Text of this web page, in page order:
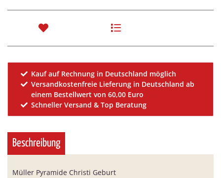
Kauf auf Rechnung in Deutschland möglich
Versandkostenfreie Lieferung in Deutschland ab
einem Bestellwert von 60,00 Euro
Schneller Versand & Top Beratung
Beschreibung
Müller Pyramide Christi Geburt